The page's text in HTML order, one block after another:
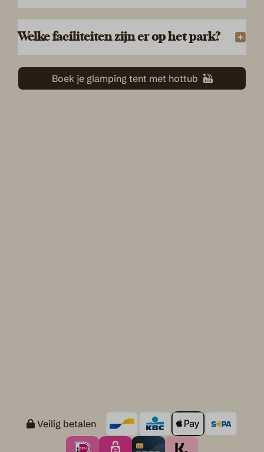
Welke faciliteiten zijn er op het park?
Boek je glamping tent met hottub
Veilig betalen